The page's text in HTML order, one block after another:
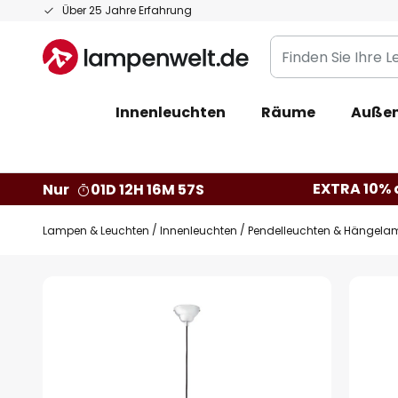
Über 25 Jahre Erfahrung
Zum
springen
Finden
Sie
Leuchte...
Innenleuchten Räume
Nur
01D 12H 16M 56S EXTRA
Lampen & Leuchten Innenleuchten Pendelleuchten &